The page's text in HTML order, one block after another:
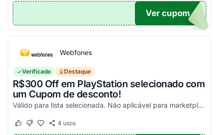
OFF
Ver cupom
Webfones
Verificado Destaque
R$300 Off em PlayStation selecionado com
um Cupom de desconto!
Válido para lista selecionada. Não aplicável para marketplace. Aproveite!
Este cupom funcionou
Este cupom não funcionou
4 usos